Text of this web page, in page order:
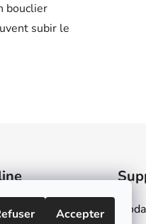
Accepter
bouclier
subir le